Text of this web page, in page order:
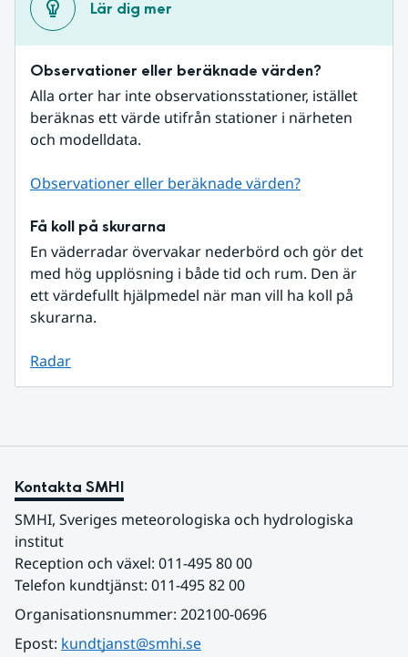
Lär dig mer
Observationer eller beräknade värden?
Alla orter har inte observationsstationer, istället
beräknas ett värde utifrån stationer i närheten
och modelldata.
Observationer eller beräknade värden?
Få koll på skurarna
En väderradar övervakar nederbörd och gör det
med hög upplösning i både tid och rum. Den är
ett värdefullt hjälpmedel när man vill ha koll på
skurarna.
Radar
Kontakta SMHI
SMHI, Sveriges meteorologiska och hydrologiska
institut
Reception och växel: 011-495 80 00
Telefon kundtjänst: 011-495 82 00
Organisationsnummer: 202100-0696
Epost: kundtjanst@smhi.se